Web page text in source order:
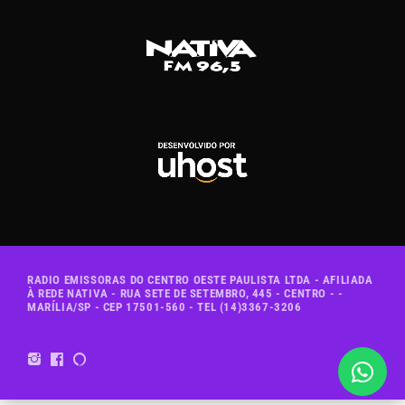
RADIO EMISSORAS DO CENTRO OESTE PAULISTA LTDA - AFILIADA
À REDE NATIVA - RUA SETE DE SETEMBRO, 445 - CENTRO - -
MARÍLIA/SP - CEP 17501-560 - TEL (14)3367-3206